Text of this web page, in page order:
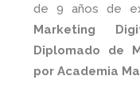
de 9 años de
Marketing
Diplomado de
por Academia